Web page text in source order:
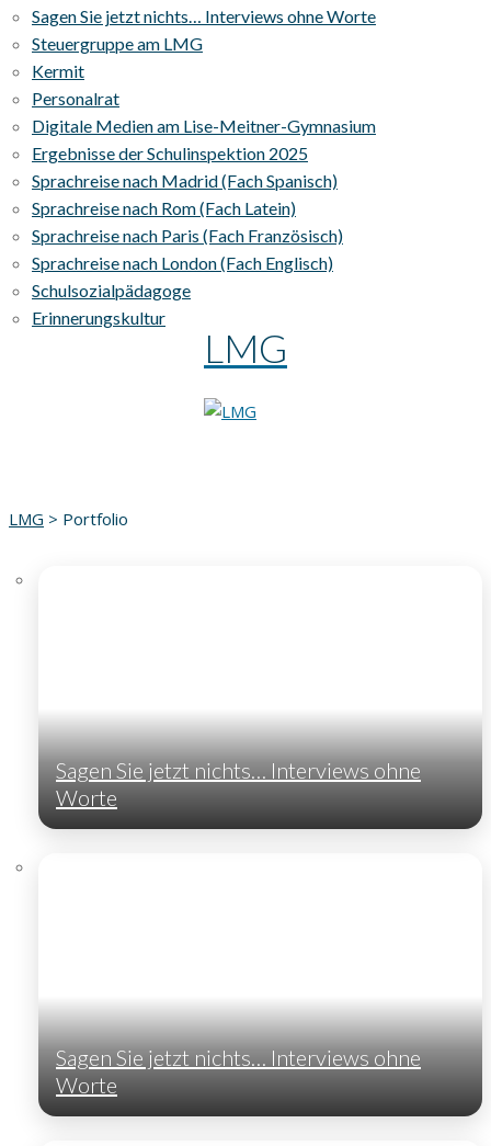
Sagen Sie jetzt nichts… Interviews ohne Worte
Steuergruppe am LMG
Kermit
Personalrat
Digitale Medien am Lise-Meitner-Gymnasium
Ergebnisse der Schulinspektion 2025
Sprachreise nach Madrid (Fach Spanisch)
Sprachreise nach Rom (Fach Latein)
Sprachreise nach Paris (Fach Französisch)
Sprachreise nach London (Fach Englisch)
Schulsozialpädagoge
Erinnerungskultur
LMG
LMG > Portfolio
Sagen Sie jetzt nichts… Interviews ohne
Worte
Sagen Sie jetzt nichts… Interviews ohne
Worte